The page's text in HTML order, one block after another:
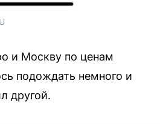
и Москву по ценам
подождать немного и
другой.